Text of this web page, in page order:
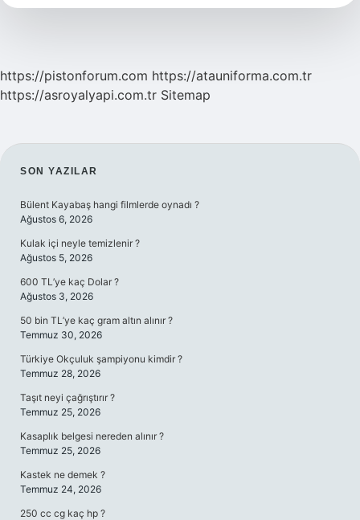
Temel
https://pistonforum.com https://atauniforma.com.tr
https://asroyalyapi.com.tr Sitemap
SIDEBAR
SON YAZILAR
Bülent Kayabaş hangi filmlerde oynadı ?
Ağustos 6, 2026
Kulak içi neyle temizlenir ?
Ağustos 5, 2026
600 TL’ye kaç Dolar ?
Ağustos 3, 2026
50 bin TL’ye kaç gram altın alınır ?
Temmuz 30, 2026
Türkiye Okçuluk şampiyonu kimdir ?
Temmuz 28, 2026
Taşıt neyi çağrıştırır ?
Temmuz 25, 2026
Kasaplık belgesi nereden alınır ?
Temmuz 25, 2026
Kastek ne demek ?
Temmuz 24, 2026
250 cc cg kaç hp ?